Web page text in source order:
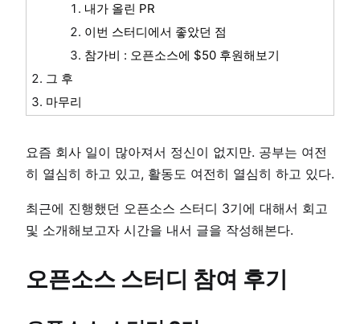
내가 올린 PR
이번 스터디에서 좋았던 점
참가비 : 오픈소스에 $50 후원해보기
그 후
마무리
요즘 회사 일이 많아져서 정신이 없지만. 공부는 여전
히 열심히 하고 있고, 활동도 여전히 열심히 하고 있다.
최근에 진행했던 오픈소스 스터디 3기에 대해서 회고
및 소개해보고자 시간을 내서 글을 작성해본다.
오픈소스 스터디 참여 후기